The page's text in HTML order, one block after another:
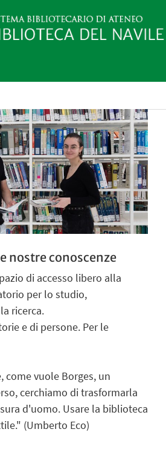
nostre conoscenze
di accesso libero alla
per lo studio,
ricerca.
e di persone. Per le
come vuole Borges, un
cerchiamo di trasformarla
d'uomo. Usare la biblioteca
(Umberto Eco)